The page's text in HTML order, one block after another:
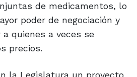
de medicamentos, lo
poder de negociación y
quienes a veces se
precios.